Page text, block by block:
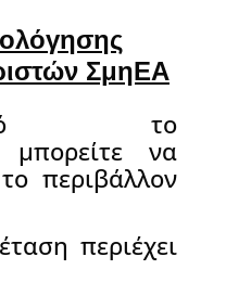
ΣμηΕΑ
το
μπορείτε να
περιβάλλον
περιέχει